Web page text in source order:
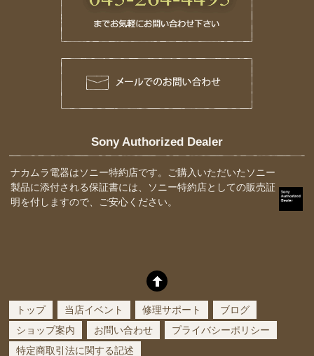
Sony Authorized Dealer
ナカムラ電器はソニー特約店です。ご購入いただいたソニー
製品に添付される保証書には、ソニー特約店としての販売証
明を付しますので、ご安心ください。
トップ 当店イベント 修理サポート
ブログ
ショップ案内
お問い合わせ
プライバシーポリシー
特定商取引法に関する記述